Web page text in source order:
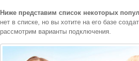
Ниже представим список некоторых
нет в списке, но вы хотите на его базе
рассмотрим варианты подключения.